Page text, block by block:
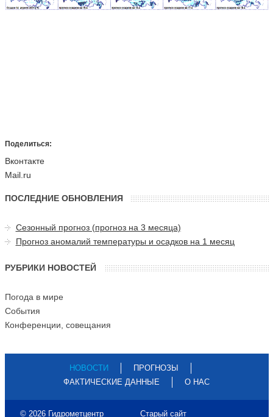
Поделиться:
Вконтакте
Mail.ru
ПОСЛЕДНИЕ ОБНОВЛЕНИЯ
Сезонный прогноз (прогноз на 3 месяца)
Прогноз аномалий температуры и осадков на 1 месяц
РУБРИКИ НОВОСТЕЙ
Погода в мире
События
Конференции, совещания
НОВОСТИ
ПРОГНОЗЫ
ФАКТИЧЕСКИЕ ДАННЫЕ
О НАС
© 2026 Гидрометцентр Старый сайт